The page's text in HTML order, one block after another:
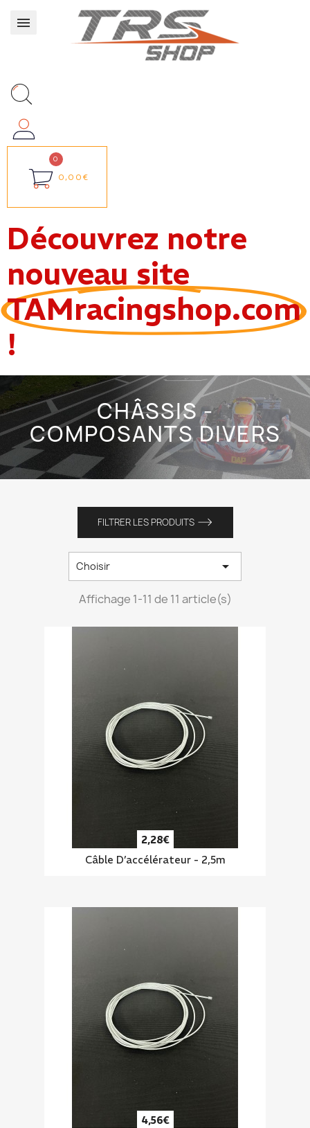
0,00€
Découvrez notre
nouveau site
TAMracingshop.com
!
CHÂSSIS -
COMPOSANTS DIVERS
FILTRER LES PRODUITS
Choisir 
Affichage 1-11 de 11 article(s)
2,28€
Câble D’accélérateur - 2,5m
4,56€